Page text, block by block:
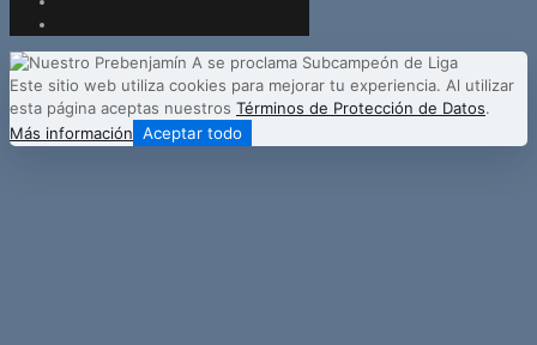
Este sitio web utiliza cookies para mejorar tu experiencia. Al utilizar
esta página aceptas nuestros Términos de Protección de Datos.
Más información Aceptar todo